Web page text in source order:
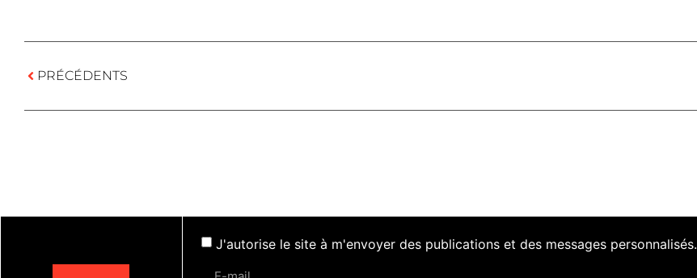
PRÉCÉDENTS
J'autorise le site à m'envoyer des publications et des messages personnalisés.